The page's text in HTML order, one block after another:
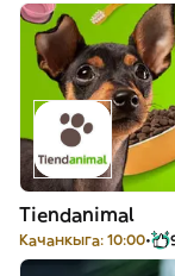
Tiendanimal
Качанкыга: 10:00